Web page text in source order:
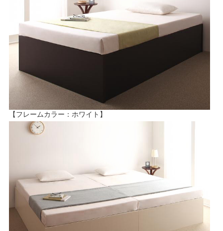
【フレームカラー：ホワイト】